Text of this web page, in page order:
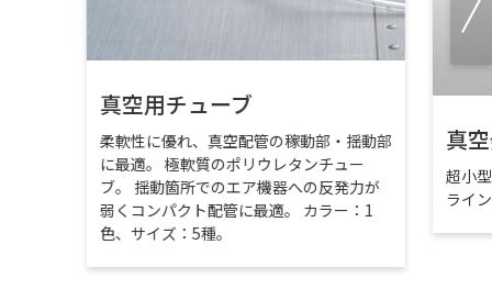
真空用チューブ
柔軟性に優れ、真空配管の稼動部・揺動部
に最適。 極軟質のポリウレタンチュー
ブ。 揺動箇所でのエア機器への反発力が
弱くコンパクト配管に最適。 カラー：1
色、サイズ：5種。
真
超小
ライ